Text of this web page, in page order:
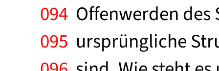
094 Offenwerden
095 ursprüngliche